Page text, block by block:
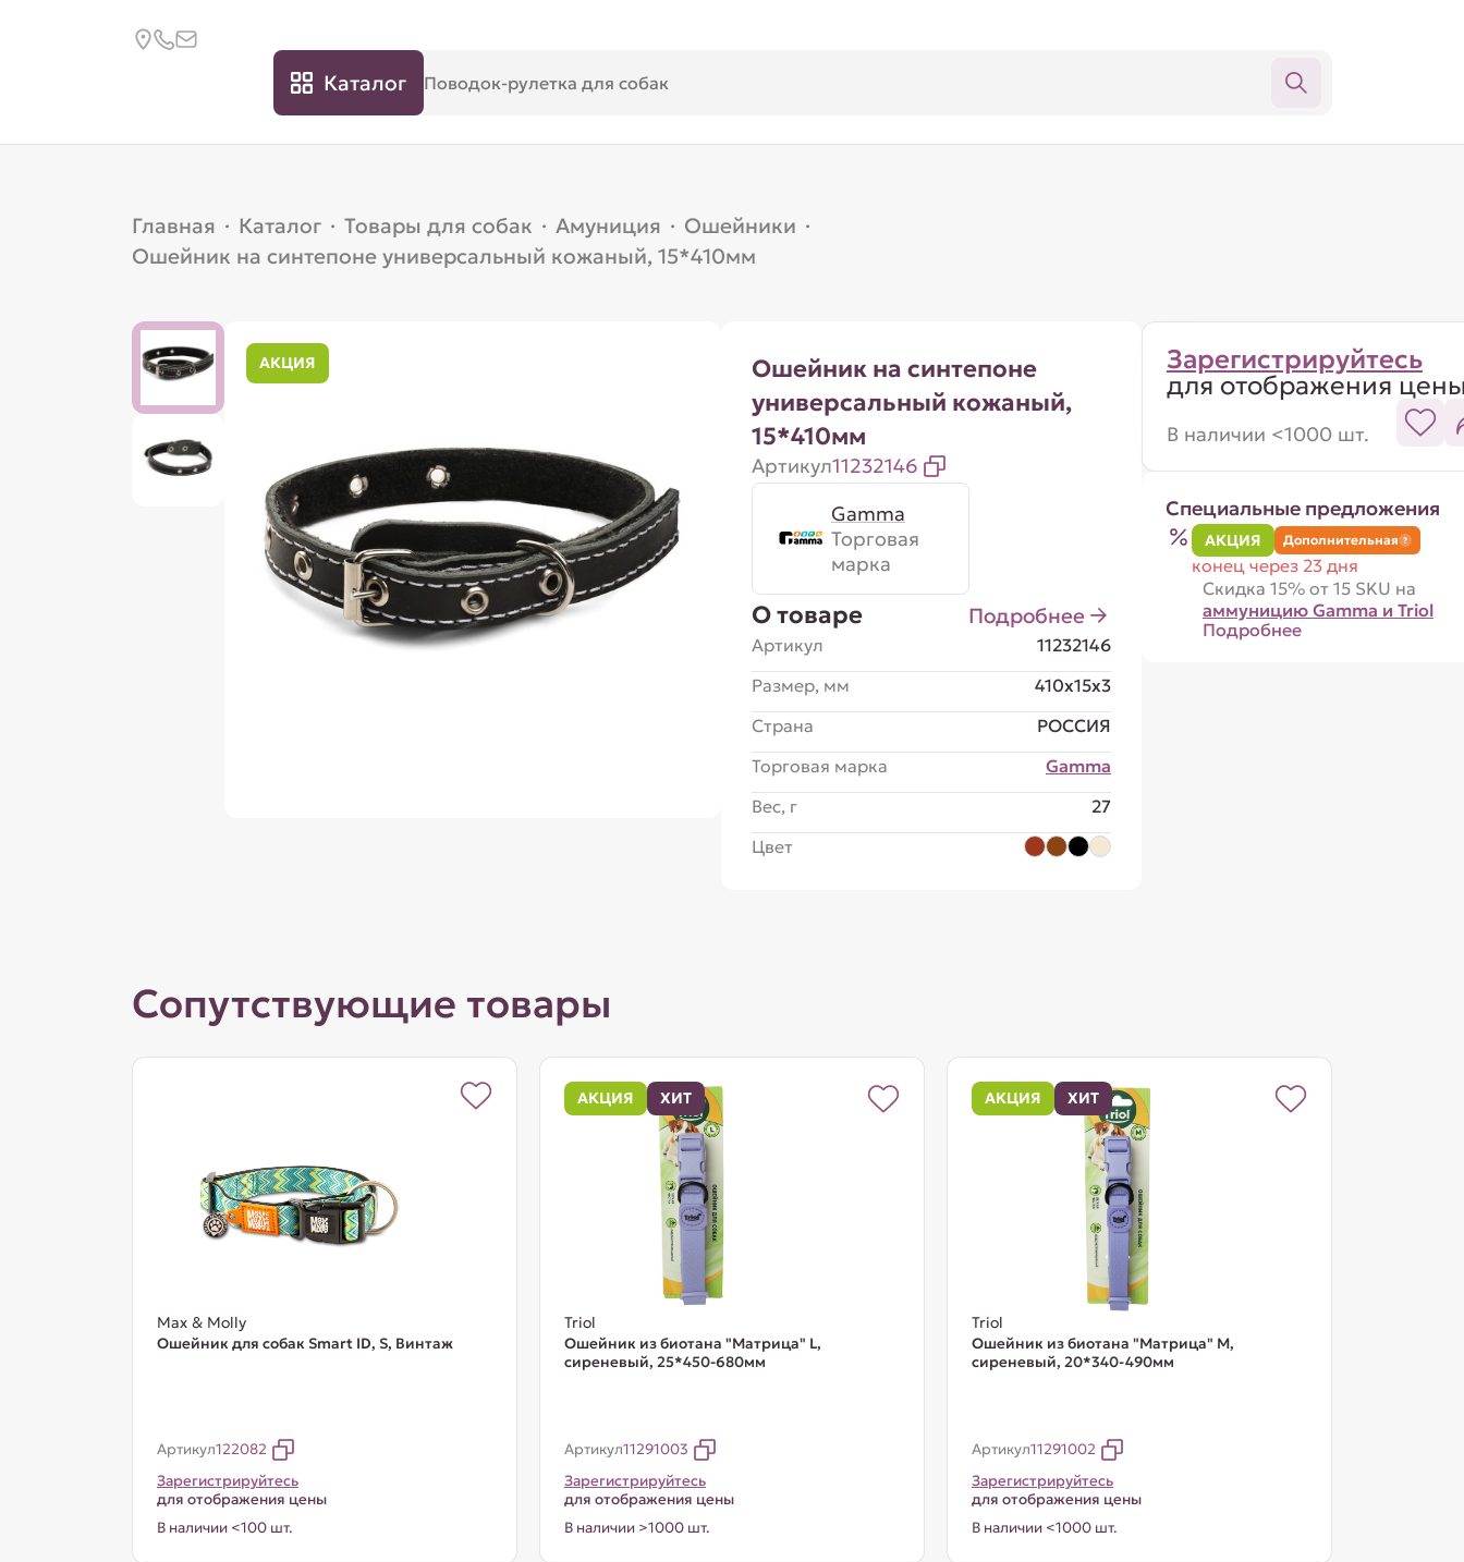
Каталог
Главная · Каталог · Товары для собак · Амуниция · Ошейники ·
Ошейник на синтепоне универсальный кожаный, 15*410мм
АКЦИЯ
Ошейник на синтепоне
универсальный кожаный,
15*410мм
Артикул11232146
Gamma
Торговая
марка
О товаре Подробнее
Артикул
11232146
Размер, мм
410x15x3
Страна
РОССИЯ
Торговая марка
Gamma
Вес, г
27
Цвет
Зарегистрируйтесь
для отображения
В наличии <1000 шт.
Специальные предложения
АКЦИЯ Дополнительная ?
конец через 23 дня
Скидка 15% от 15 SKU на
аммуницию Gamma и Triol
Подробнее
Сопутствующие товары
Max & Molly
Ошейник для собак Smart ID, S, Винтаж
Артикул122082
Зарегистрируйтесь
для отображения цены
В наличии <100 шт.
АКЦИЯ ХИТ
Triol
Ошейник из биотана "Матрица" L,
сиреневый, 25*450-680мм
Артикул11291003
Зарегистрируйтесь
для отображения цены
В наличии >1000 шт.
АКЦИЯ ХИТ
Triol
Ошейник из биотана "Матрица" M,
сиреневый, 20*340-490мм
Артикул11291002
Зарегистрируйтесь
для отображения цены
В наличии <1000 шт.